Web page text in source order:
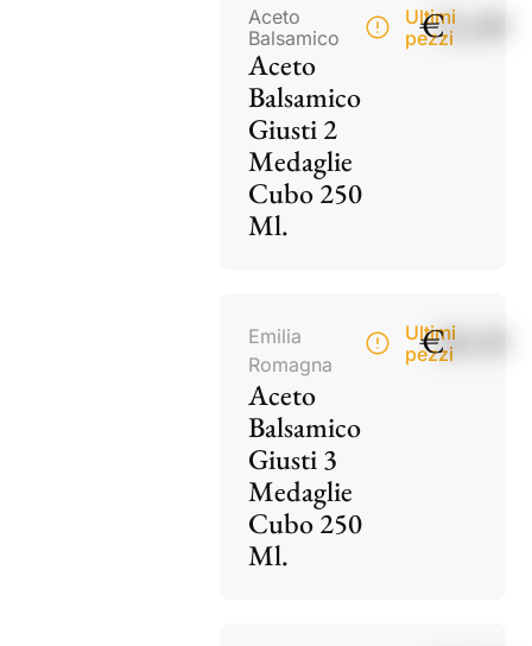
Aceto
Balsamico
Aceto
Balsamico
Giusti 2
Medaglie
Cubo 250
Ml.
Ultimi
pezzi
€21,00
Emilia
Romagna
Aceto
Balsamico
Giusti 3
Medaglie
Cubo 250
Ml.
Ultimi
pezzi
€28,50